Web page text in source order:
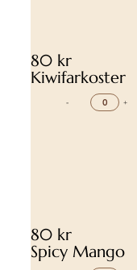
80 kr
Kiwifarkoster
- +
80 kr
Spicy Mango